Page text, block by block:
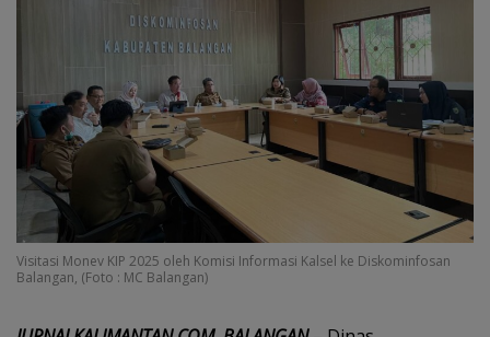
Visitasi Monev KIP 2025 oleh Komisi Informasi Kalsel ke Diskominfosan
Balangan, (Foto : MC Balangan)